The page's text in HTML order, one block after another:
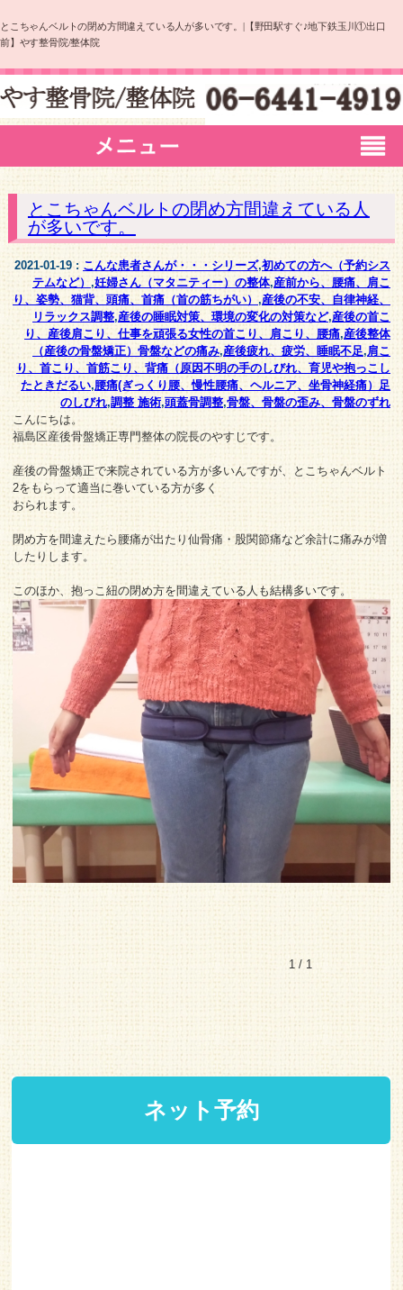
とこちゃんベルトの閉め方間違えている人が多いです。|【野田駅すぐ♪地下鉄玉川①出口
前】やす整骨院/整体院
とこちゃんベルトの閉め方間違えている人
が多いです。
2021-01-19 : こんな患者さんが・・・シリーズ,初めての方へ（予約シス
テムなど）,妊婦さん（マタニティー）の整体,産前から、腰痛、肩こ
り、姿勢、猫背、頭痛、首痛（首の筋ちがい）,産後の不安、自律神経、
リラックス調整,産後の睡眠対策、環境の変化の対策など,産後の首こ
り、産後肩こり、仕事を頑張る女性の首こり、肩こり、腰痛,産後整体
（産後の骨盤矯正）骨盤などの痛み,産後疲れ、疲労、睡眠不足, 肩こ
り、首こり、首筋こり、背痛（原因不明の手のしびれ、育児や抱っこし
たときだるい,腰痛(ぎっくり腰、慢性腰痛、ヘルニア、坐骨神経痛）足
のしびれ,調整 施術,頭蓋骨調整,骨盤、骨盤の歪み、骨盤のずれ
こんにちは。
福島区産後骨盤矯正専門整体の院長のやすじです。
産後の骨盤矯正で来院されている方が多いんですが、とこちゃんベルト
2をもらって適当に巻いている方が多く
おられます。
閉め方を間違えたら腰痛が出たり仙骨痛・股関節痛など余計に痛みが増
したりします。
このほか、抱っこ紐の閉め方を間違えている人も結構多いです。
1 / 1